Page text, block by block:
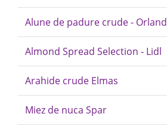
Alune de padure crude -
Almond Spread Selection - Lidl
Arahide crude Elmas
Miez de nuca Spar